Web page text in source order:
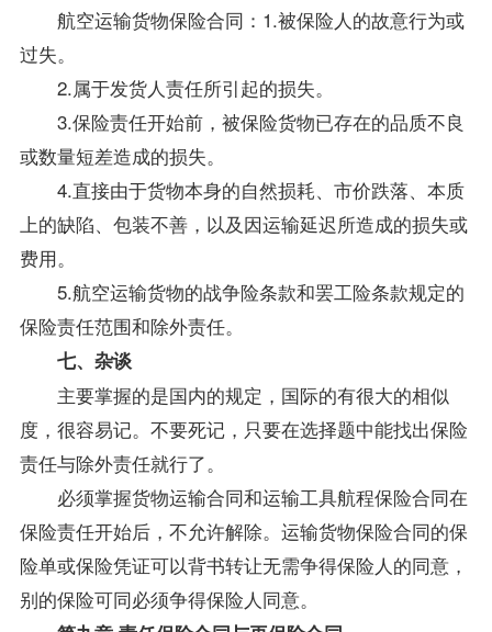
航空运输货物保险合同：1.被保险人的故意行为或
过失。
2.属于发货人责任所引起的损失。
3.保险责任开始前，被保险货物已存在的品质不良
或数量短差造成的损失。
4.直接由于货物本身的自然损耗、市价跌落、本质
上的缺陷、包装不善，以及因运输延迟所造成的损失或
费用。
5.航空运输货物的战争险条款和罢工险条款规定的
保险责任范围和除外责任。
七、杂谈
主要掌握的是国内的规定，国际的有很大的相似
度，很容易记。不要死记，只要在选择题中能找出保险
责任与除外责任就行了。
必须掌握货物运输合同和运输工具航程保险合同在
保险责任开始后，不允许解除。运输货物保险合同的保
险单或保险凭证可以背书转让无需争得保险人的同意，
别的保险可同必须争得保险人同意。